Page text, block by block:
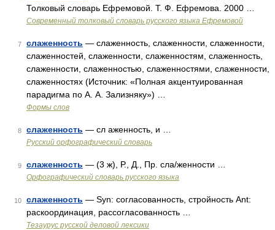
Толковый словарь Ефремовой. Т. Ф. Ефремова. 2000 …
Современный толковый словарь русского языка Ефремовой
7 слаженность — слаженность, слаженности, слаженности,
слаженностей, слаженности, слаженностям, слаженность,
слаженности, слаженностью, слаженностями, слаженности,
слаженностях (Источник: «Полная акцентуированная
парадигма по А. А. Зализняку») …
Формы слов
8 слаженность — сл аженность, и …
Русский орфографический словарь
9 слаженность — (3 ж), Р., Д., Пр. сла/женности …
Орфографический словарь русского языка
10 слаженность — Syn: согласованность, стройность Ant:
раскоординация, рассогласованность …
Тезаурус русской деловой лексики